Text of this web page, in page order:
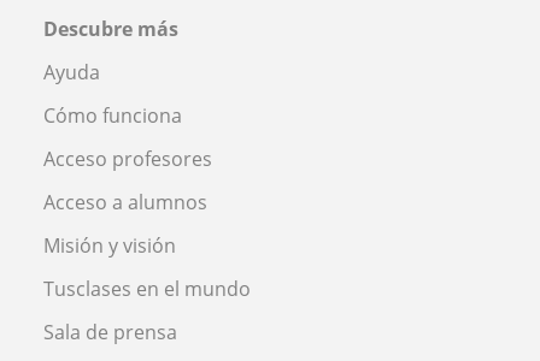
Descubre más
Ayuda
Cómo funciona
Acceso profesores
Acceso a alumnos
Misión y visión
Tusclases en el mundo
Sala de prensa